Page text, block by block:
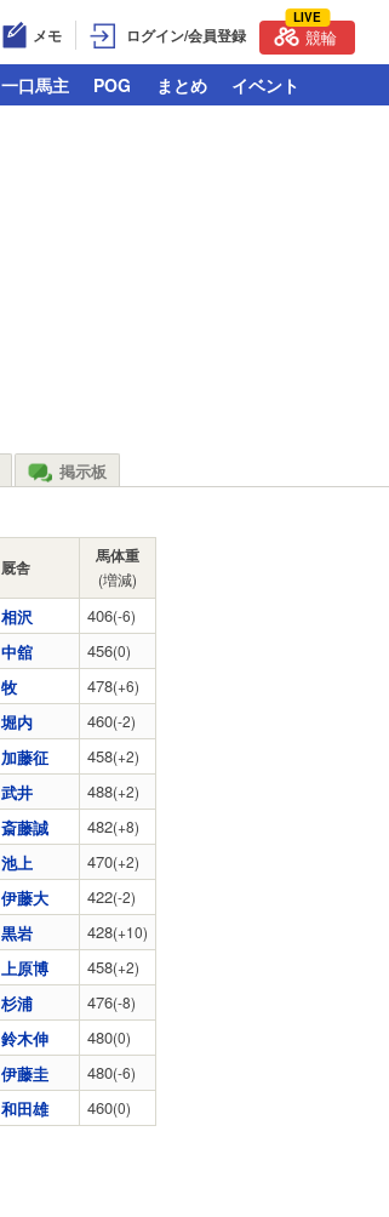
メモ ログイン/会員登録
LIVE
競輪
一口馬主 POG まとめ イベント
掲示板
厩舎
馬体重
(増減)
相沢 406(-6)
中舘 456(0)
牧 478(+6)
堀内 460(-2)
加藤征 458(+2)
武井 488(+2)
斎藤誠 482(+8)
池上 470(+2)
伊藤大 422(-2)
黒岩 428(+10)
上原博 458(+2)
杉浦 476(-8)
鈴木伸 480(0)
伊藤圭 480(-6)
和田雄 460(0)